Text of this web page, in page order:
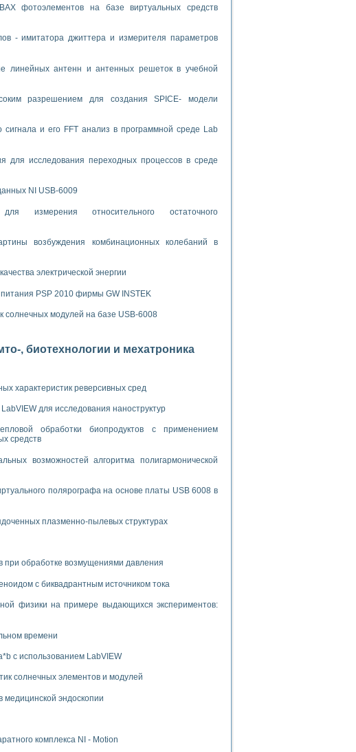
и оптических монокристаллов
и сигналы»
ламп
измерения температуры» в среде LabVIEW
в Нижегородском госуниверситете им. Н.И. Лобачевского
систем моделирования
среде
МИРЭА
образовательного проекта РУДН
фотоэлементов на базе виртуальных средств
- имитатора джиттера и измерителя параметров
линейных антенн и антенных решеток в учебной
разрешением для создания SPICE- модели
сигнала и его FFT анализ в программной среде Lab
для исследования переходных процессов в среде
NI USB-6009
измерения относительного остаточного
возбуждения комбинационных колебаний в
электрической энергии
PSP 2010 фирмы GW INSTEK
солнечных модулей на базе USB-6008
, биотехнологии и мехатроника
характеристик реверсивных сред
для исследования наноструктур
обработки биопродуктов с применением
средств
возможностей алгоритма полигармонической
полярографа на основе платы USB 6008 в
плазменно-пылевых структурах
при обработке возмущениями давления
с биквадрантным источником тока
физики на примере выдающихся экспериментов:
времени
с использованием LabVIEW
солнечных элементов и модулей
медицинской эндоскопии
комплекса NI - Motion